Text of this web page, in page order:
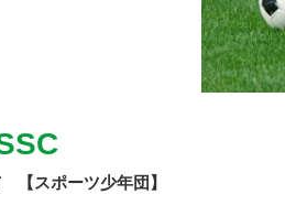
【スポーツ少年団】